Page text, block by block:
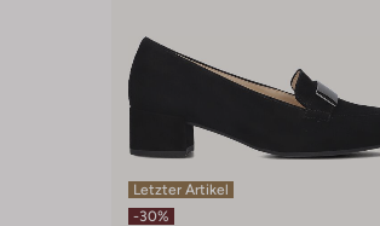
Letzter Artikel
-30%